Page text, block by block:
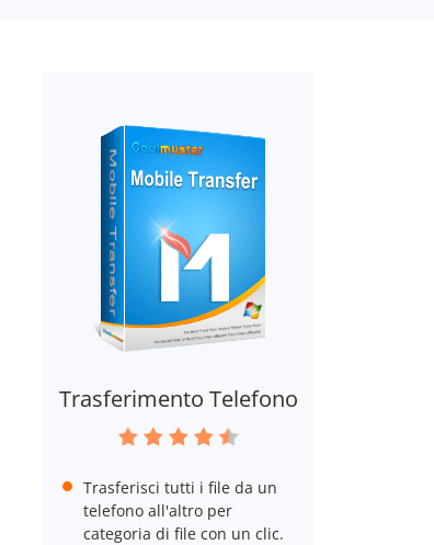
Trasferimento Telefono
Trasferisci tutti i file da un
telefono all'altro per
categoria di file con un clic.